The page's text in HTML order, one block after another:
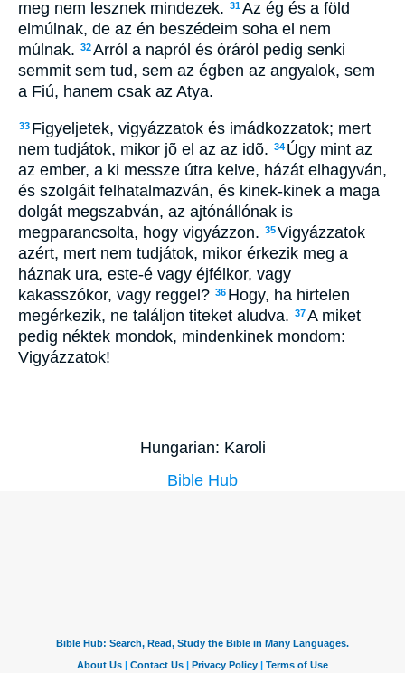
meg nem lesznek mindezek. 31Az ég és a föld
elmúlnak, de az én beszédeim soha el nem
múlnak. 32Arról a napról és óráról pedig senki
semmit sem tud, sem az égben az angyalok, sem
a Fiú, hanem csak az Atya.
33 Figyeljetek, vigyázzatok és imádkozzatok; mert
nem tudjátok, mikor jõ el az az idõ. 34 Úgy mint az
az ember, a ki messze útra kelve, házát elhagyván,
és szolgáit felhatalmazván, és kinek-kinek a maga
dolgát megszabván, az ajtónállónak is
megparancsolta, hogy vigyázzon. 35Vigyázzatok
azért, mert nem tudjátok, mikor érkezik meg a
háznak ura, este-é vagy éjfélkor, vagy
kakasszókor, vagy reggel? 36 Hogy, ha hirtelen
megérkezik, ne találjon titeket aludva. 37A miket
pedig néktek mondok, mindenkinek mondom:
Vigyázzatok!
Hungarian: Karoli
Bible Hub